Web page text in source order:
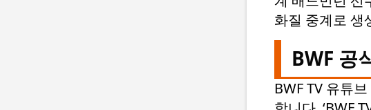
화질 중계로 생
BWF 공
BWF TV 유튜